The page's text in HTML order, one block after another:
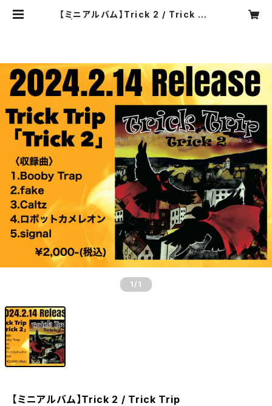
【ミニアルバム】Trick 2 / Trick Tri
1 /1
【ミニアルバム】Trick 2 / Trick Trip